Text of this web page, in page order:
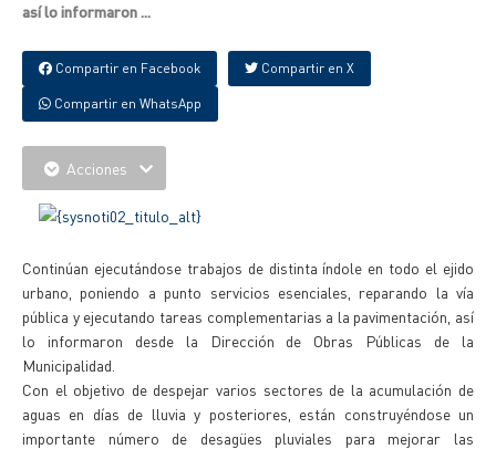
así lo informaron ...
Compartir en Facebook Compartir en X
Compartir en WhatsApp
Acciones
Continúan ejecutándose trabajos de distinta índole en todo el ejido
urbano, poniendo a punto servicios esenciales, reparando la vía
pública y ejecutando tareas complementarias a la pavimentación, así
lo informaron desde la Dirección de Obras Públicas de la
Municipalidad.
Con el objetivo de despejar varios sectores de la acumulación de
aguas en días de lluvia y posteriores, están construyéndose un
importante número de desagües pluviales para mejorar las